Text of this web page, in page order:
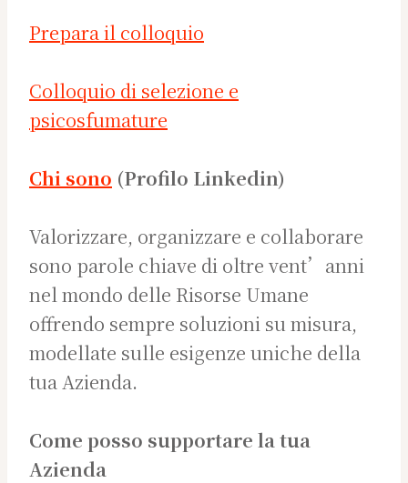
Prepara il colloquio
Colloquio di selezione e
psicosfumature
Chi sono (Profilo Linkedin)
Valorizzare, organizzare e collaborare
sono parole chiave di oltre vent’anni
nel mondo delle Risorse Umane
offrendo sempre soluzioni su misura,
modellate sulle esigenze uniche della
tua Azienda.
Come posso supportare la tua
Azienda